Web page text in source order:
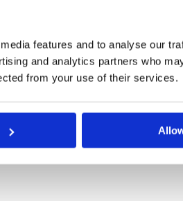
features and to analyse our
and analytics partners who
from your use of their services.
und jede Welle ein